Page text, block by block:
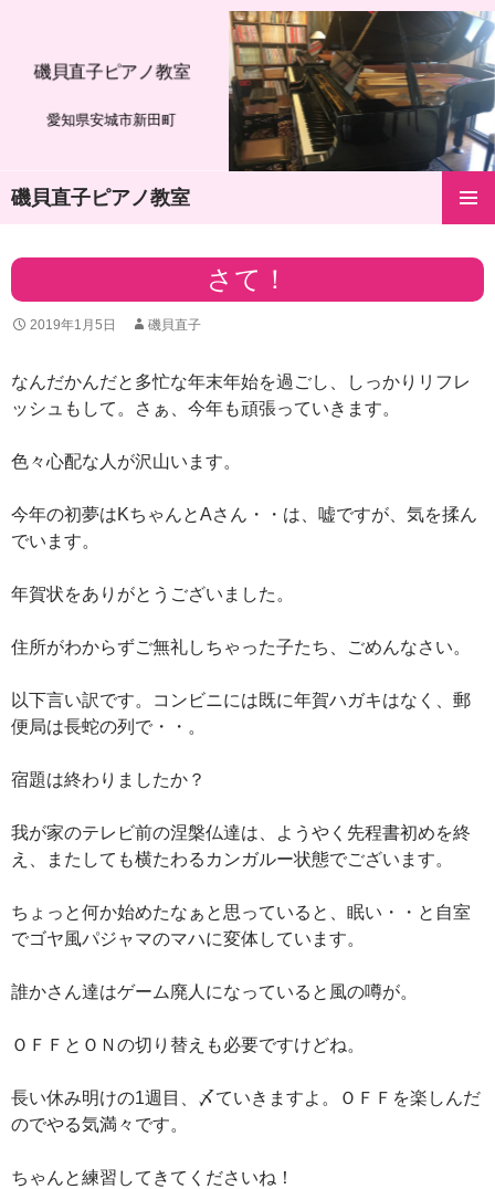
愛知県安城市新田町
磯貝直子ピアノ教室
磯貝直子ピアノ教室
テ
へ
キ
さて！
2019年1月5日 磯貝直子
なんだかんだと多忙な年末年始を過ごし、しっかりリフレ
ッシュもして。さぁ、今年も頑張っていきます。
色々心配な人が沢山います。
今年の初夢はKちゃんとAさん・・は、嘘ですが、気を揉ん
でいます。
年賀状をありがとうございました。
住所がわからずご無礼しちゃった子たち、ごめんなさい。
以下言い訳です。コンビニには既に年賀ハガキはなく、郵
便局は長蛇の列で・・。
宿題は終わりましたか？
我が家のテレビ前の涅槃仏達は、ようやく先程書初めを終
え、またしても横たわるカンガルー状態でございます。
ちょっと何か始めたなぁと思っていると、眠い・・と自室
でゴヤ風パジャマのマハに変体しています。
誰かさん達はゲーム廃人になっていると風の噂が。
ＯＦＦとＯＮの切り替えも必要ですけどね。
長い休み明けの1週目、〆ていきますよ。ＯＦＦを楽しんだ
のでやる気満々です。
ちゃんと練習してきてくださいね！